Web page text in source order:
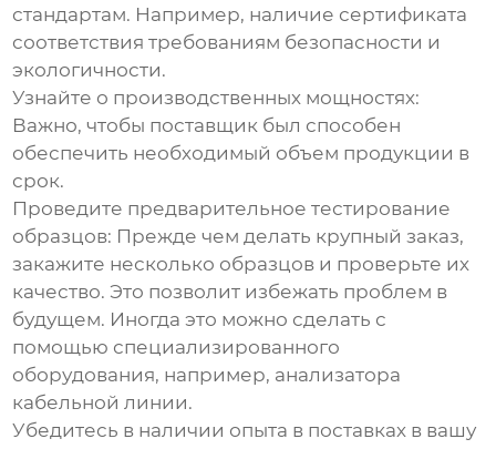
стандартам. Например, наличие сертификата
соответствия требованиям безопасности и
экологичности.
Узнайте о производственных мощностях:
Важно, чтобы поставщик был способен
обеспечить необходимый объем продукции в
срок.
Проведите предварительное тестирование
образцов: Прежде чем делать крупный заказ,
закажите несколько образцов и проверьте их
качество. Это позволит избежать проблем в
будущем. Иногда это можно сделать с
помощью специализированного
оборудования, например, анализатора
кабельной линии.
Убедитесь в наличии опыта в поставках в вашу